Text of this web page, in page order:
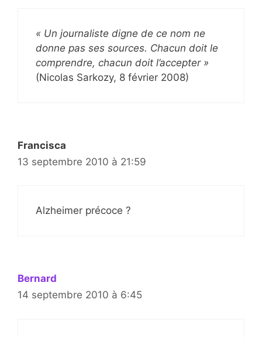
« Un journaliste digne de ce nom ne
donne pas ses sources. Chacun doit le
comprendre, chacun doit l’accepter »
(Nicolas Sarkozy, 8 février 2008)
Francisca
13 septembre 2010 à 21:59
Alzheimer précoce ?
Bernard
14 septembre 2010 à 6:45